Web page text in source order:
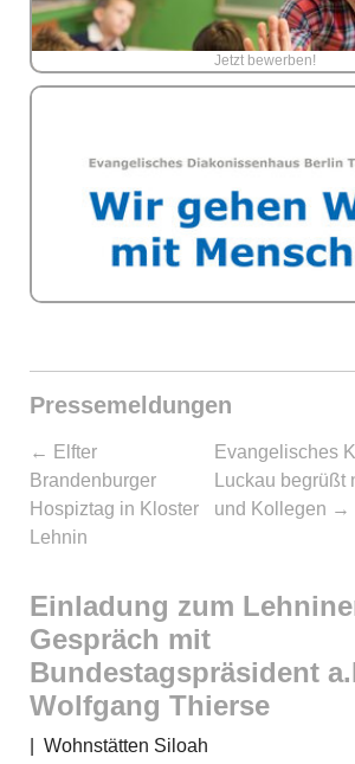
Jetzt bewerben!
Pressemeldungen
← Elfter
Brandenburger
Hospiztag in Kloster
Lehnin
Evangelisches
Luckau
und Kollegen →
Einladung zum
Gespräch mit
Bundestagspräsident
Wolfgang Thierse
Wohnstätten Siloah